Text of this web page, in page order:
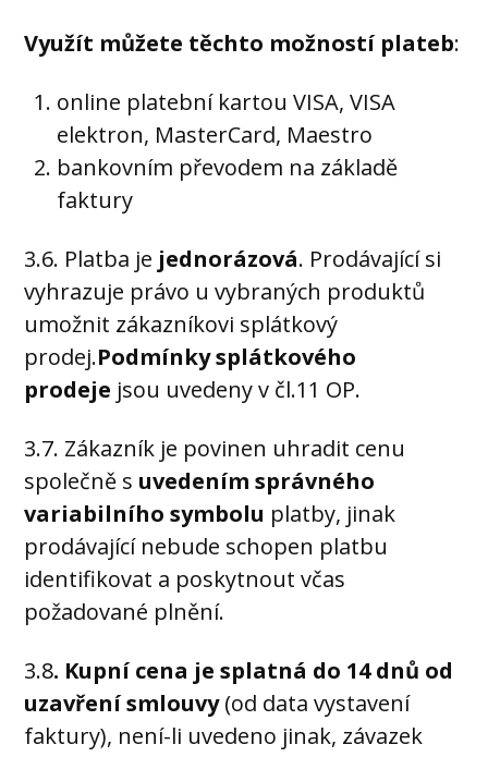
Využít můžete těchto možností plateb:
online platební kartou VISA, VISA
elektron, MasterCard, Maestro
bankovním převodem na základě
faktury
3.6. Platba je jednorázová. Prodávající si
vyhrazuje právo u vybraných produktů
umožnit zákazníkovi splátkový
prodej.Podmínky splátkového
prodeje jsou uvedeny v čl.11 OP.
3.7. Zákazník je povinen uhradit cenu
společně s uvedením správného
variabilního symbolu platby, jinak
prodávající nebude schopen platbu
identifikovat a poskytnout včas
požadované plnění.
3.8. Kupní cena je splatná do 14 dnů od
uzavření smlouvy(od data vystavení
faktury), není-li uvedeno jinak, závazek